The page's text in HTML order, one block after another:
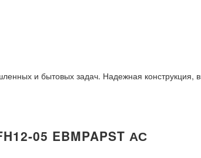
и бытовых задач. Надежная конструкция,
05 EBMPAPST АС